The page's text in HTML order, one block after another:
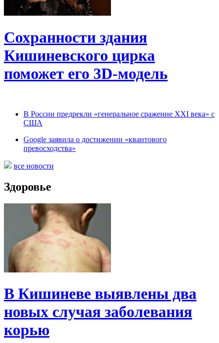
Сохранности здания
Кишиневского цирка
поможет его 3D-модель
В России предрекли «генеральное сражение XXI века» с
США
Google заявила о достижении «квантового
превосходства»
все новости
Здоровье
В Кишиневе выявлены два
новых случая заболевания
корью